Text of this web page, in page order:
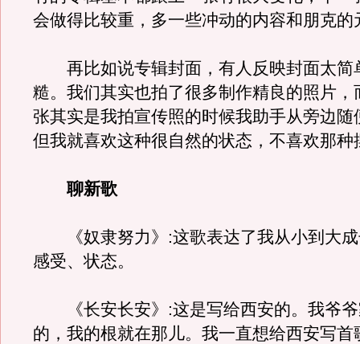
会做得比较重，多一些冲动的内容和朋克的
再比如说专辑封面，有人反映封面太简
糙。我们其实也拍了很多制作精良的照片，
张其实是我拍宣传照的时候我助手从旁边随
但我就喜欢这种很自然的状态，不喜欢那种
聊新歌
《奴隶努力》:这歌表达了我从小到大成
感受、状态。
《长安长安》:这是写给西安的。我爷爷
的，我的根就在那儿。我一直想给西安写首